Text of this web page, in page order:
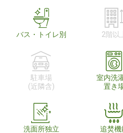
バス・トイレ別 2階以
駐車場
(近隣含)
室内洗
置き
洗面所独立 追焚機